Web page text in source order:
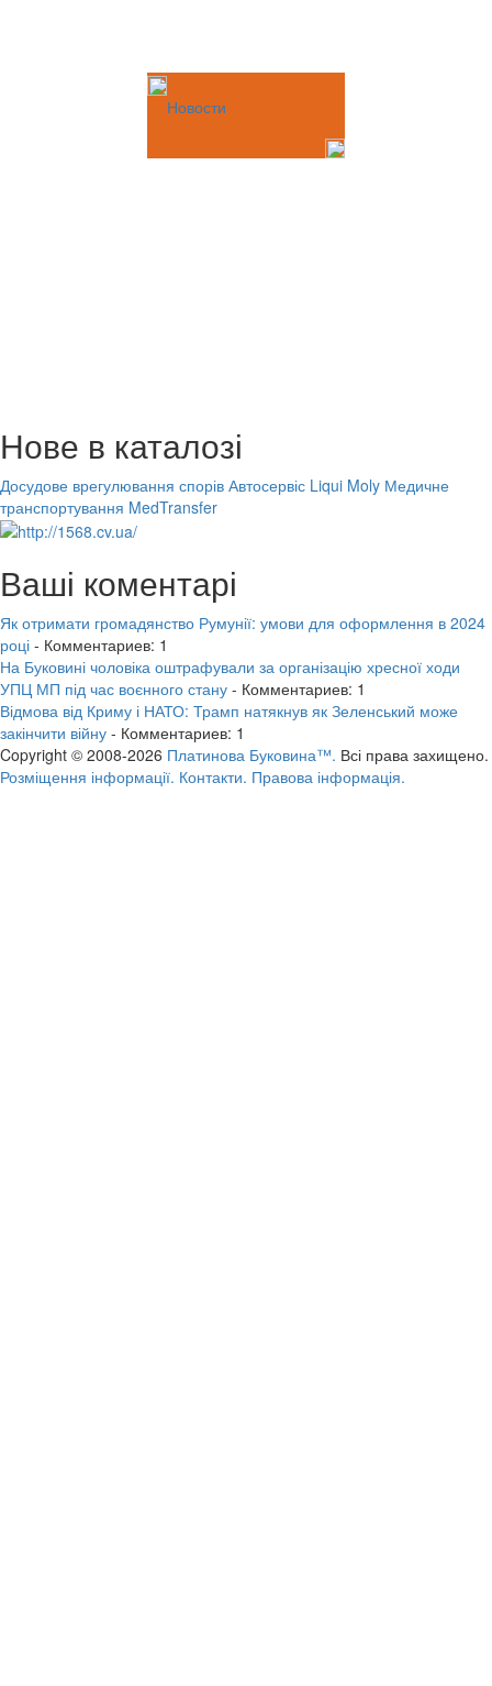
Новости
Нове в каталозі
Досудове врегулювання спорів Автосервіс Liqui Moly Медичне
транспортування MedTransfer
Ваші коментарі
Як отримати громадянство Румунії: умови для оформлення в 2024
році - Комментариев: 1
На Буковині чоловіка оштрафували за організацію хресної ходи
УПЦ МП під час воєнного стану - Комментариев: 1
Відмова від Криму і НАТО: Трамп натякнув як Зеленський може
закінчити війну - Комментариев: 1
Copyright © 2008-2026 Платинова Буковина™. Всі права захищено.
Розміщення інформації. Контакти. Правова інформація.